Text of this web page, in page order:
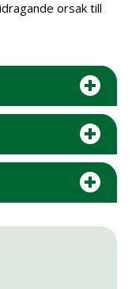
orsak till